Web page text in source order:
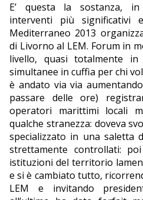
E’ questa la sostanza,
interventi più significativi
Mediterraneo 2013
di Livorno al LEM. Forum in
livello, quasi totalmente
simultanee in cuffia per chi
è andato via via
passare delle ore)
operatori marittimi locali
qualche stranezza: doveva
specializzato in una saletta
strettamente controllati:
istituzioni del territorio
e si è cambiato tutto,
LEM e invitando